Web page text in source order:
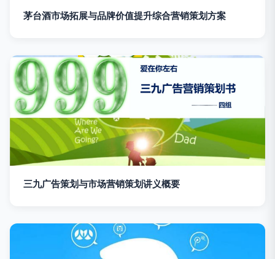
茅台酒市场拓展与品牌价值提升综合营销策划方案
三九广告策划与市场营销策划讲义概要